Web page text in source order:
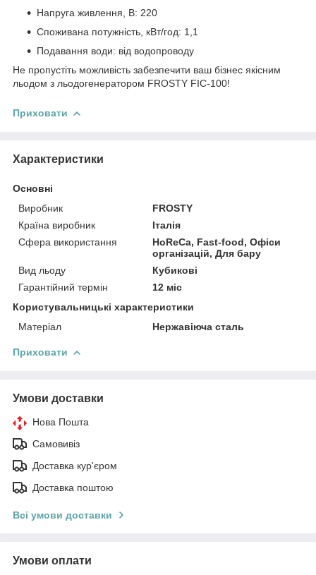
Напруга живлення, В: 220
Споживана потужність, кВт/год: 1,1
Подавання води: від водопроводу
Не пропустіть можливість забезпечити ваш бізнес якісним
льодом з льодогенератором FROSTY FIC-100!
Приховати
Характеристики
Основні
Виробник
FROSTY
Країна виробник
Італія
Сфера використання
HoReCa, Fast-food, Офіси
організацій, Для бару
Вид льоду
Кубикові
Гарантійний термін
12 міс
Користувальницькі характеристики
Матеріал
Нержавіюча сталь
Приховати
Умови доставки
Нова Пошта
Самовивіз
Доставка кур'єром
Доставка поштою
Всі умови доставки
Умови оплати